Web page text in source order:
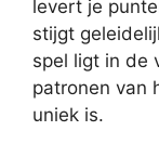
levert je
stijgt
spel ligt in de
patronen van
uniek is.